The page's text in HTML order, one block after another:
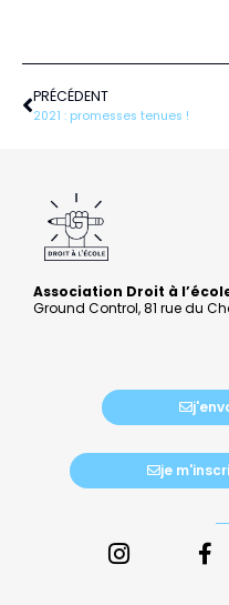
Précédent
PRÉCÉDENT
2021 : promesses tenues !
Association Droit à
Ground Control, 81 rue du
je